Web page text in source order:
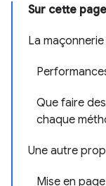
Sur cette page
La
Que faire
chaque
Une autre
Mise en